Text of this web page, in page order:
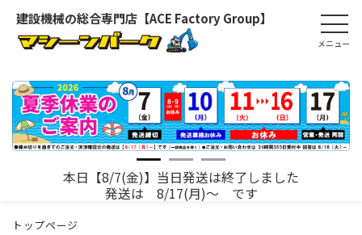
建設機械の総合専門店【ACE Factory Group】
本日【8/7(金)】当日発送は終了しました
発送は 8/17(月)～ です
トップページ